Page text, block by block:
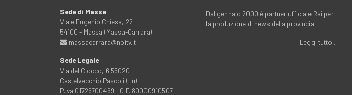
Sede di Massa
Viale Eugenio Chiesa, 22
54100 - Massa (Massa-Carrara)
massacarrara@noitv.it
Sede Legale
Via del Ciocco, 6 55020
Castelvecchio Pascoli (Lu)
P.iva 01726700469 - C.F. 80000910507
Dal gennaio 2000 è partner ufficiale Rai per
la produzione di news della provincia…
Leggi tutto...